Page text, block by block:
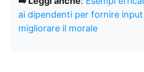
ai dipendenti per fornire
migliorare il morale